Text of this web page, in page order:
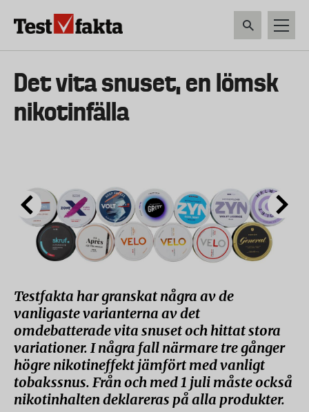
Huvudmeny
ny
Det vita snuset, en lömsk
nikotinfälla
Testfakta har granskat några av de
vanligaste varianterna av det
omdebatterade vita snuset och hittat stora
variationer. I några fall närmare tre gånger
högre nikotineffekt jämfört med vanligt
tobakssnus. Från och med 1 juli måste också
nikotinhalten deklareras på alla produkter.